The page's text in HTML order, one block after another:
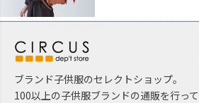
ブランド子供服のセレクトショップ。
100以上の子供服ブランドの通販を行って